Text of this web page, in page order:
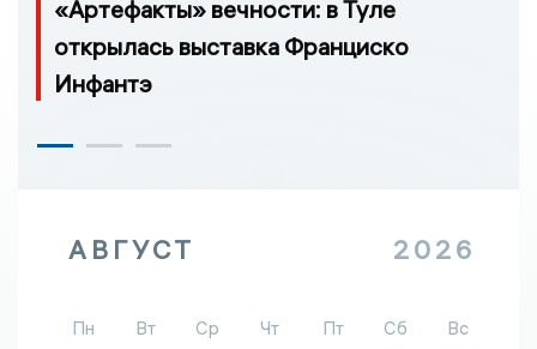
«Артефакты» вечности: в Туле
открылась выставка Франциско
Инфантэ
АВГУСТ 2026
Пн Вт Ср Чт Пт Сб
Вс